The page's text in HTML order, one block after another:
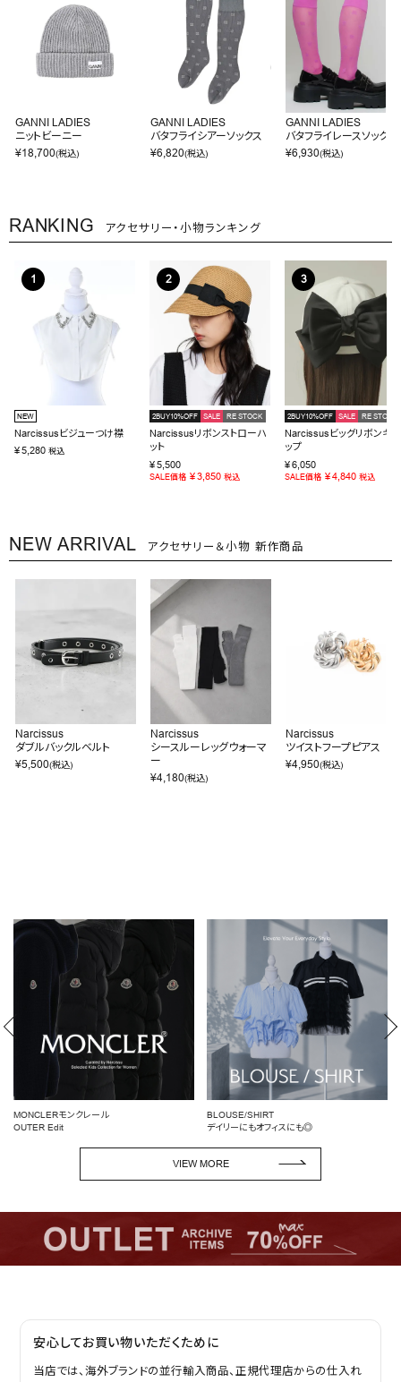
GANNI LADIES
ニットビーニー
¥18,700(税込)
GANNI LADIES
バタフライシアーソックス
¥6,820(税込)
GANNI LADIES
バタフライレースソックス
¥6,930(税込)
RANKING アクセサリー・小物ランキング
NEW
Narcissusビジューつけ襟
¥5,280 税込
2BUY10%OFF SALE RE STOCK
Narcissusリボンストローハ
ット
¥5,500
SALE価格 ¥3,850 税込
2BUY10%OFF SALE RE STOCK
Narcissusビッグリボンキャ
ップ
¥6,050
SALE価格 ¥4,840 税込
NEW ARRIVAL アクセサリー＆小物 新作商品
Narcissus
ダブルバックルベルト
¥5,500(税込)
Narcissus
シースルーレッグウォーマ
ー
¥4,180(税込)
Narcissus
ツイストフープピアス
¥4,950(税込)
MONCLERモンクレール
OUTER Edit
BLOUSE/SHIRT
デイリーにもオフィスにも◎
VIEW MORE
安心してお買い物いただくために
当店では、海外ブランドの並行輸入商品、正規代理店からの仕入れ